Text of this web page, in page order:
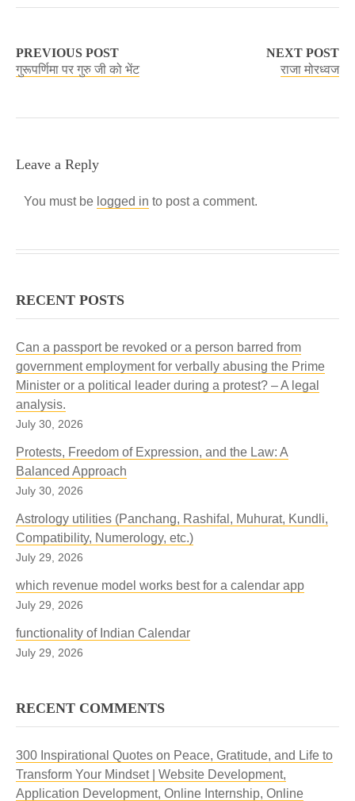
PREVIOUS POST
गुरूपर्णिमा पर गुरु जी को भेंट
NEXT POST
राजा मोरध्वज
Leave a Reply
You must be logged in to post a comment.
RECENT POSTS
Can a passport be revoked or a person barred from
government employment for verbally abusing the Prime
Minister or a political leader during a protest? – A legal
analysis.
July 30, 2026
Protests, Freedom of Expression, and the Law: A
Balanced Approach
July 30, 2026
Astrology utilities (Panchang, Rashifal, Muhurat, Kundli,
Compatibility, Numerology, etc.)
July 29, 2026
which revenue model works best for a calendar app
July 29, 2026
functionality of Indian Calendar
July 29, 2026
RECENT COMMENTS
300 Inspirational Quotes on Peace, Gratitude, and Life to
Transform Your Mindset | Website Development,
Application Development, Online Internship, Online